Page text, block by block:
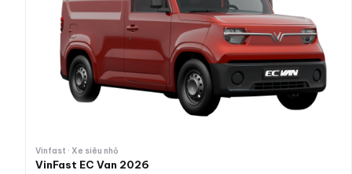
Vinfast · Xe siêu nhỏ
VinFast EC Van 2026